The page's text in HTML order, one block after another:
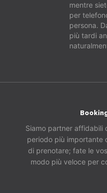
mentre
per
persona.
più tardi
Siamo partner affidabili
periodo più importante
di prenotare; fate le
modo più veloce per